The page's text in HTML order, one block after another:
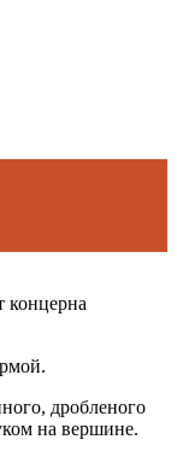
концерна
дробленого
на вершине.